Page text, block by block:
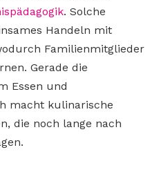
. Solche
Handeln mit
Familienmitglieder
Gerade die
Essen und
macht kulinarische
die noch lange nach